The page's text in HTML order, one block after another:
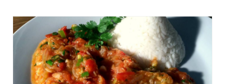
Cajunkrydder, sterkt
Estragon
Guindillas
Herbes de Provence